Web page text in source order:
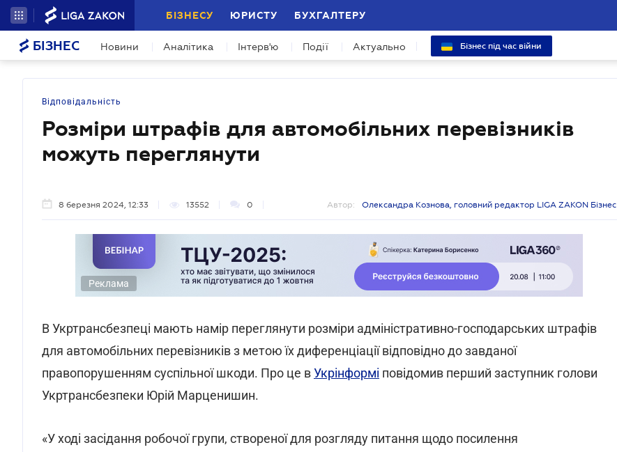
БІЗНЕСУ ЮРИСТУ БУХГАЛТЕРУ
БІЗНЕС Новини Аналітика Інтерв'ю Події Актуально Бізнес під час війни
Відповідальність
Розміри штрафів для автомобільних перевізників
можуть переглянути
8 березня 2024, 12:33 13552 0 Автор: Олександра Кознова, головний редактор LIGA ZAKON Бізнес
Реклама
В Укртрансбезпеці мають намір переглянути розміри адміністративно-господарських штрафів
для автомобільних перевізників з метою їх диференціації відповідно до завданої
правопорушенням суспільної шкоди. Про це вУкрінформі повідомив перший заступник голови
Укртрансбезпеки Юрій Марценишин.
«У ході засідання робочої групи, створеної для розгляду питання щодо посилення